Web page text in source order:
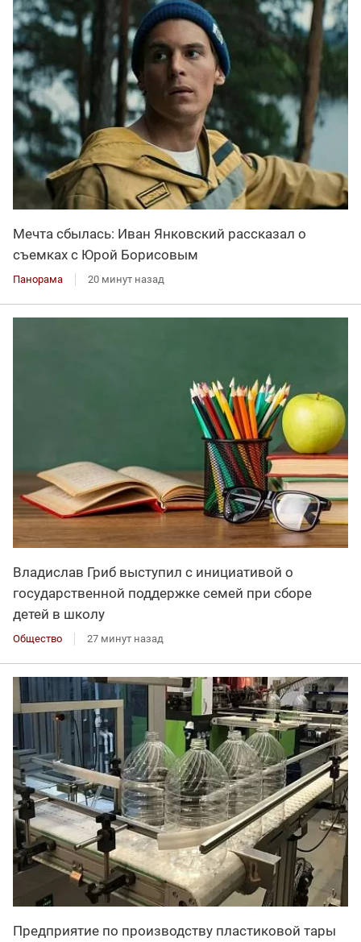
Мечта сбылась: Иван Янковский рассказал о
съемках с Юрой Борисовым
Панорама 20 минут назад
Владислав Гриб выступил с инициативой о
государственной поддержке семей при сборе
детей в школу
Общество 27 минут назад
Предприятие по производству пластиковой тары